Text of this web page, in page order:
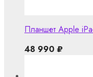
Планшет Apple
48 990 ₽